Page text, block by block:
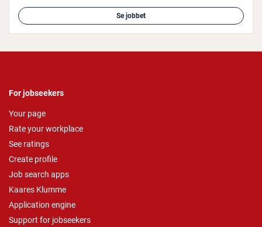
Se jobbet
For jobseekers
Your page
Rate your workplace
See ratings
Create profile
Job search apps
Kaares Klumme
Application engine
Support for jobseekers